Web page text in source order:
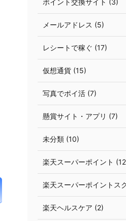
ポイント交換サイト (3)
メールアドレス (5)
レシートで稼ぐ (17)
仮想通貨 (15)
写真でポイ活 (7)
懸賞サイト・アプリ (7)
未分類 (10)
楽天スーパーポイント
楽天スーパーポイントス
楽天ヘルスケア (2)